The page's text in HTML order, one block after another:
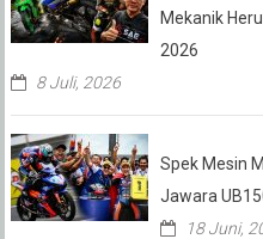
Mekanik
2026
8 Juli, 2026
Spek Mesin
Jawara
18 Juni,